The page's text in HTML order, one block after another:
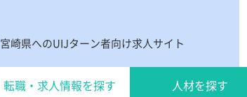
宮崎県へのUIJターン者向け求人サイト
転職・求人情報を探す 人材を探す